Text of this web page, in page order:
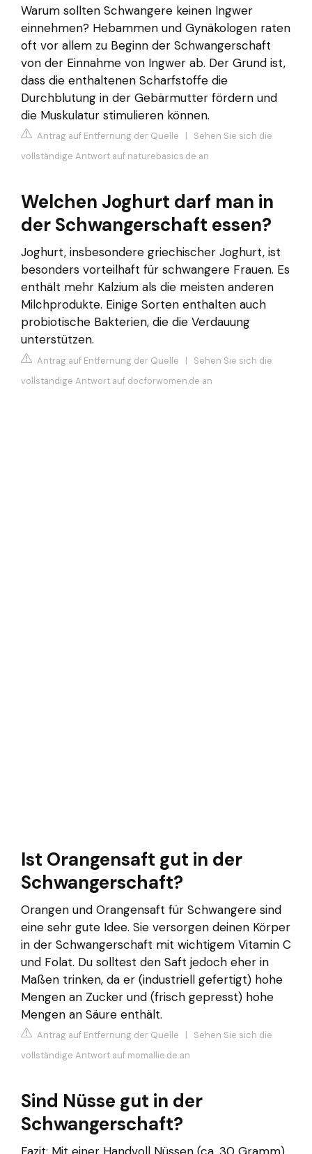
Warum sollten Schwangere keinen Ingwer
einnehmen? Hebammen und Gynäkologen raten
oft vor allem zu Beginn der Schwangerschaft
von der Einnahme von Ingwer ab. Der Grund ist,
dass die enthaltenen Scharfstoffe die
Durchblutung in der Gebärmutter fördern und
die Muskulatur stimulieren können.
Antrag auf Entfernung der Quelle | Sehen Sie sich die
vollständige Antwort auf naturebasics.de an
Welchen Joghurt darf man in
der Schwangerschaft essen?
Joghurt, insbesondere griechischer Joghurt, ist
besonders vorteilhaft für schwangere Frauen. Es
enthält mehr Kalzium als die meisten anderen
Milchprodukte. Einige Sorten enthalten auch
probiotische Bakterien, die die Verdauung
unterstützen.
Antrag auf Entfernung der Quelle | Sehen Sie sich die
vollständige Antwort auf docforwomen.de an
Ist Orangensaft gut in der
Schwangerschaft?
Orangen und Orangensaft für Schwangere sind
eine sehr gute Idee. Sie versorgen deinen Körper
in der Schwangerschaft mit wichtigem Vitamin C
und Folat. Du solltest den Saft jedoch eher in
Maßen trinken, da er (industriell gefertigt) hohe
Mengen an Zucker und (frisch gepresst) hohe
Mengen an Säure enthält.
Antrag auf Entfernung der Quelle | Sehen Sie sich die
vollständige Antwort auf momallie.de an
Sind Nüsse gut in der
Schwangerschaft?